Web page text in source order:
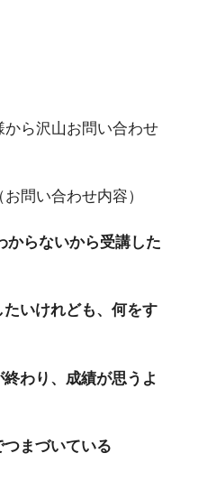
ら沢山お問い合わせ
問い合わせ内容）
らないから受講した
いけれども、何をす
わり、成績が思うよ
まづいている